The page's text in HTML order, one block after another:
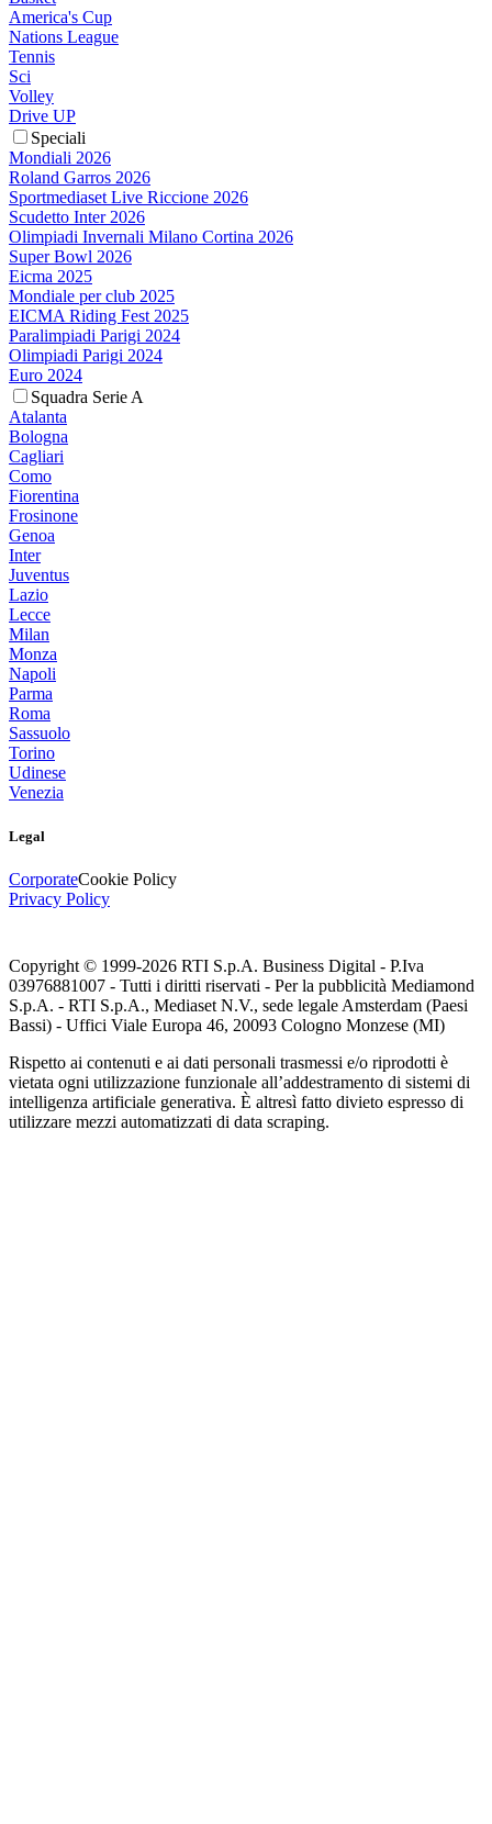
America's Cup
Nations League
Tennis
Sci
Volley
Drive UP
Speciali
Mondiali 2026
Roland Garros 2026
Sportmediaset Live Riccione 2026
Scudetto Inter 2026
Olimpiadi Invernali Milano Cortina 2026
Super Bowl 2026
Eicma 2025
Mondiale per club 2025
EICMA Riding Fest 2025
Paralimpiadi Parigi 2024
Olimpiadi Parigi 2024
Euro 2024
Squadra Serie A
Atalanta
Bologna
Cagliari
Como
Fiorentina
Frosinone
Genoa
Inter
Juventus
Lazio
Lecce
Milan
Monza
Napoli
Parma
Roma
Sassuolo
Torino
Udinese
Venezia
Legal
CorporateCookie Policy
Privacy Policy
Copyright © 1999-2026 RTI S.p.A. Business Digital - P.Iva
03976881007 - Tutti i diritti riservati - Per la pubblicità Mediamond
S.p.A. - RTI S.p.A., Mediaset N.V., sede legale Amsterdam (Paesi
Bassi) - Uffici Viale Europa 46, 20093 Cologno Monzese (MI)
Rispetto ai contenuti e ai dati personali trasmessi e/o riprodotti è
vietata ogni utilizzazione funzionale all’addestramento di sistemi di
intelligenza artificiale generativa. È altresì fatto divieto espresso di
utilizzare mezzi automatizzati di data scraping.